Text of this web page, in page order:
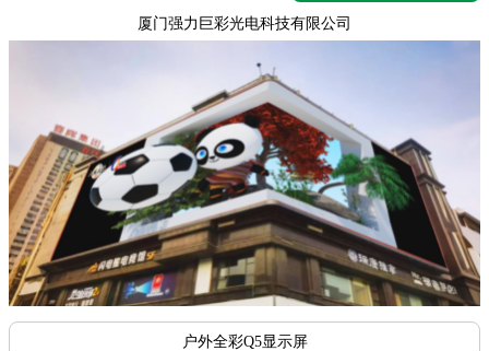
厦门强力巨彩光电科技有限公司
户外全彩Q5显示屏